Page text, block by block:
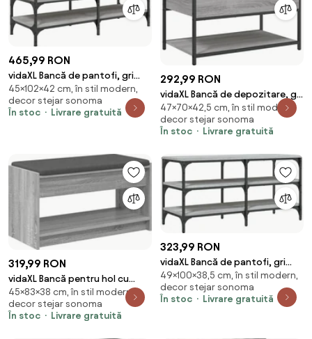
465,99 RON
vidaXL Bancă de pantofi, gri
sonoma, 102x42x45 cm, lemn
prelucrat
45×102×42 cm, în stil modern,
decor stejar sonoma
În stoc
Livrare gratuită
292,99 RON
vidaXL Bancă de depozitare, gri
sonoma, 70x42,5x47 cm, lemn
prelucrat
47×70×42,5 cm, în stil modern,
decor stejar sonoma
În stoc
Livrare gratuită
319,99 RON
vidaXL Bancă pentru hol cu
pernă cu raft Sonoma gri 83 x
38 x 45 cm
45×83×38 cm, în stil modern,
decor stejar sonoma
În stoc
Livrare gratuită
323,99 RON
vidaXL Bancă de pantofi, gri
sonoma, 100x38,5x49 cm, lemn
prelucrat
49×100×38,5 cm, în stil modern,
decor stejar sonoma
În stoc
Livrare gratuită